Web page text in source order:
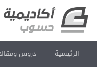
الرئيسية دروس